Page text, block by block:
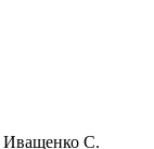
Иващенко С.